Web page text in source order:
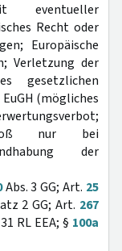
eventueller
Recht oder
Europäische
Verletzung der
gesetzlichen
(mögliches
nur bei
der
Abs. 3 GG; Art. 25
2 GG; Art. 267
RL EEA; § 100a